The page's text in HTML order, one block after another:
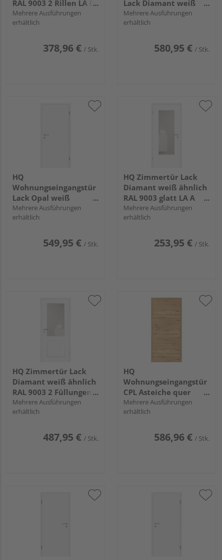
RAL 9003 2 Rillen LA B
Röhrenspan KK1
Mehrere Ausführungen
erhältlich
378,96 € / Stk.
Lack Diamant weiß
ähnlich RAL 9003 glatt
Vollspan KK3
Mehrere Ausführungen
erhältlich
580,95 € / Stk.
HQ
Wohnungseingangstür
Lack Opal weiß
ähnlich RAL 9010 glatt
Vollspan KK3
Mehrere Ausführungen
erhältlich
549,95 € / Stk.
HQ Zimmertür Lack
Diamant weiß ähnlich
RAL 9003 glatt LA A
Röhrenspan KK1
Mehrere Ausführungen
erhältlich
253,95 € / Stk.
HQ Zimmertür Lack
Diamant weiß ähnlich
RAL 9003 2 Füllungen
TG LA C Röhrenspan
KK1
Mehrere Ausführungen
erhältlich
487,95 € / Stk.
HQ
Wohnungseingangstür
CPL Asteiche quer
glatt Vollspan KK3
Mehrere Ausführungen
erhältlich
586,96 € / Stk.